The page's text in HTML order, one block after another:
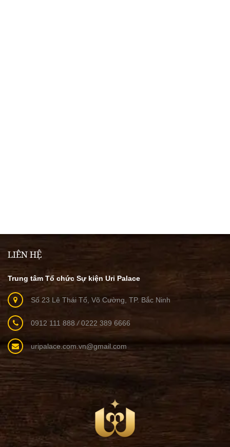
LIÊN HỆ
Trung tâm Tổ chức Sự kiện Uri Palace
Số 23 Lê Thái Tổ, Võ Cường, TP. Bắc Ninh
0912 111 888 /0222 389 6666
uripalace.com.vn@gmail.com